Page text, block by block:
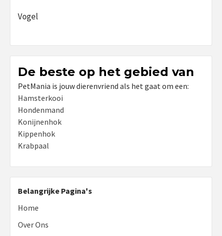
Vogel
De beste op het gebied van
PetMania is jouw dierenvriend als het gaat om een:
Hamsterkooi
Hondenmand
Konijnenhok
Kippenhok
Krabpaal
Belangrijke Pagina's
Home
Over Ons